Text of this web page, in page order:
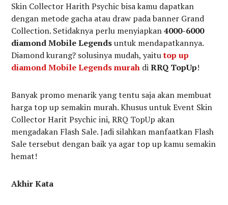
Skin Collector Harith Psychic bisa kamu dapatkan
dengan metode gacha atau draw pada banner Grand
Collection. Setidaknya perlu menyiapkan4000-6000
diamond Mobile Legendsuntuk mendapatkannya.
Diamond kurang? solusinya mudah, yaitutop up
diamond Mobile Legends murah diRRQ TopUp!
Banyak promo menarik yang tentu saja akan membuat
harga top up semakin murah. Khusus untuk Event Skin
Collector Harit Psychic ini, RRQ TopUp akan
mengadakan Flash Sale. Jadi silahkan manfaatkan Flash
Sale tersebut dengan baik ya agar top up kamu semakin
hemat!
Akhir Kata